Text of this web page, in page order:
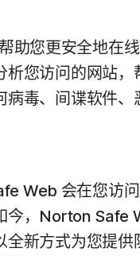
您更安全地在线
析您访问的网站，
病毒、间谍软件、
Web 会在您访
今，Norton Safe
新方式为您提供